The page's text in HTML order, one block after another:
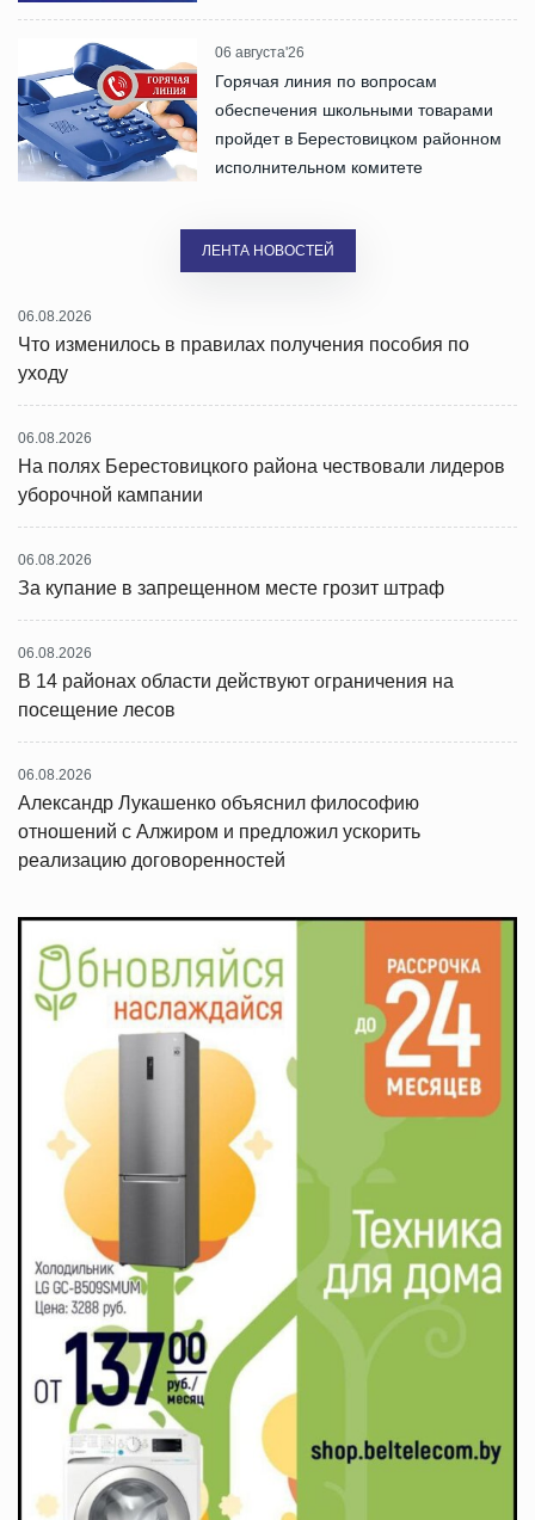
06 августа'26
Горячая линия по вопросам
обеспечения школьными товарами
пройдет в Берестовицком районном
исполнительном комитете
ЛЕНТА НОВОСТЕЙ
06.08.2026
Что изменилось в правилах получения пособия по
уходу
06.08.2026
На полях Берестовицкого района чествовали лидеров
уборочной кампании
06.08.2026
За купание в запрещенном месте грозит штраф
06.08.2026
В 14 районах области действуют ограничения на
посещение лесов
06.08.2026
Александр Лукашенко объяснил философию
отношений с Алжиром и предложил ускорить
реализацию договоренностей